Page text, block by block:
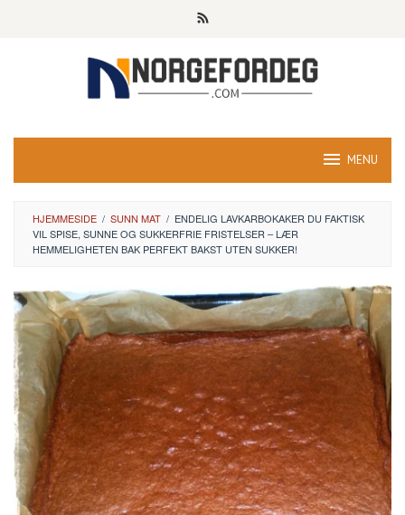
MENU
HJEMMESIDE / SUNN MAT / ENDELIG LAVKARBOKAKER DU FAKTISK
VIL SPISE, SUNNE OG SUKKERFRIE FRISTELSER – LÆR
HEMMELIGHETEN BAK PERFEKT BAKST UTEN SUKKER!